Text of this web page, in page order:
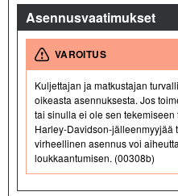
Asennusvaatimukset
VAROITUS
Kuljettajan ja matkustajan
oikeasta asennuksesta. Jos
tai sinulla ei ole sen
Harley-Davidson-jälleenmyyjää
virheellinen asennus voi
loukkaantumisen. (00308b)